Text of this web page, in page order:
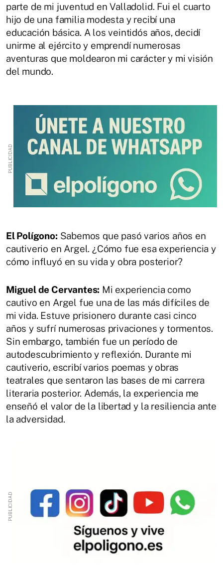
parte de mi juventud en Valladolid. Fui el cuarto
hijo de una familia modesta y recibí una
educación básica. A los veintidós años, decidí
unirme al ejército y emprendí numerosas
aventuras que moldearon mi carácter y mi visión
del mundo.
El Polígono: Sabemos que pasó varios años en
cautiverio en Argel. ¿Cómo fue esa experiencia y
cómo influyó en su vida y obra posterior?
Miguel de Cervantes: Mi experiencia como
cautivo en Argel fue una de las más difíciles de
mi vida. Estuve prisionero durante casi cinco
años y sufrí numerosas privaciones y tormentos.
Sin embargo, también fue un período de
autodescubrimiento y reflexión. Durante mi
cautiverio, escribí varios poemas y obras
teatrales que sentaron las bases de mi carrera
literaria posterior. Además, la experiencia me
enseñó el valor de la libertad y la resiliencia ante
la adversidad.